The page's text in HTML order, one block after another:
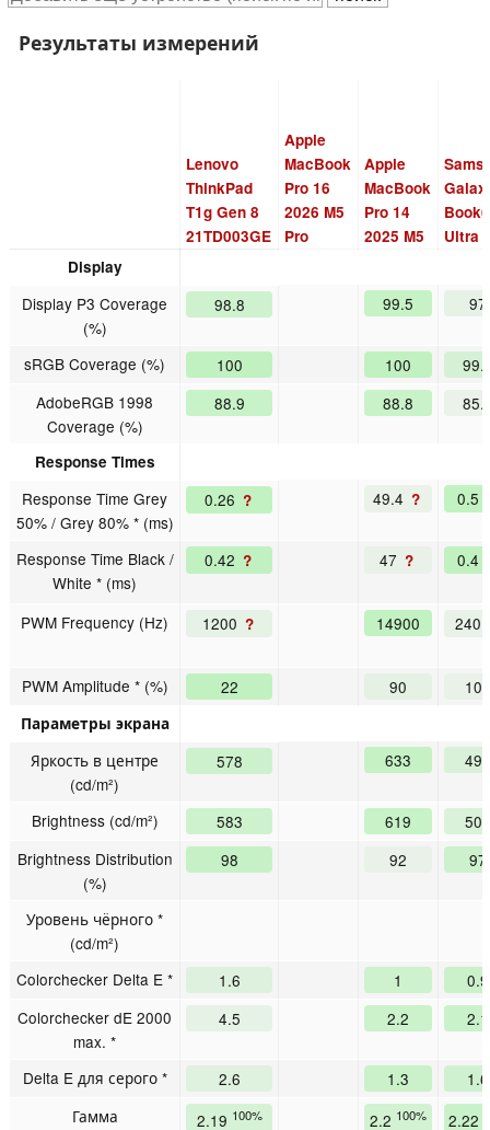
Результаты измерений
Lenovo
ThinkPad
T1g Gen 8
21TD003GE
Apple
MacBook
Pro 16
2026 M5
Pro
Apple
MacBook
Pro 14
2025 M5
Book6
Ultra
Display
Display P3 Coverage
(%)
98.8 99.5 97
sRGB Coverage (%) 100 100
AdobeRGB 1998
Coverage (%)
88.9 88.8
Response Times
Response Time Grey
50% / Grey 80% * (ms)
0.26 ? 49.4 ? 0.5
Response Time Black /
White * (ms)
0.42 ? 47 ? 0.4
PWM Frequency (Hz) 1200 ? 14900 240
PWM Amplitude * (%) 22 90 100
Параметры экрана
Яркость в центре
(cd/m²)
578 633 499
Brightness (cd/m²) 583 619
505
Brightness Distribution
(%)
98 92 97
Уровень чёрного *
(cd/m²)
Colorchecker Delta E *
1.6 1
0.9
Colorchecker dE 2000
max. *
4.5 2.2 2.1
Delta E для серого * 2.6 1.3
1.6
Гамма
2.19 100% 2.2 100% 2.22